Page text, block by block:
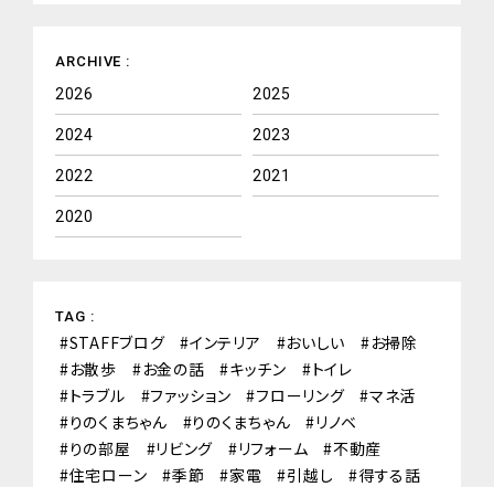
ARCHIVE :
2026 2025
2024 2023
2022 2021
2020
TAG :
STAFFブログ インテリア おいしい
お掃除
お散歩
お金の話 キッチン
トイレ
トラブル
ファッション フローリング
マネ活
りのくまちゃん
りのくまちゃん
リノベ
りの部屋
リビング リフォーム
不動産
住宅ローン
季節 家電 引越し
得する話